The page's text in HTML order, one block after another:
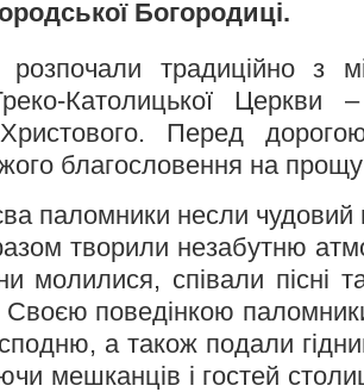
Богородиці.
традиційно з
Католицької Церкви
Христового. Перед
благословення на
паломники несли чудовий
творили незабутню
молилися, співали пісні
поведінкою
а також подали
мешканців і гостей